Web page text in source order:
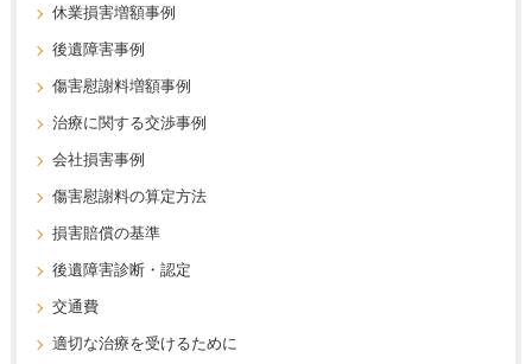
休業損害増額事例
後遺障害事例
傷害慰謝料増額事例
治療に関する交渉事例
会社損害事例
傷害慰謝料の算定方法
損害賠償の基準
後遺障害診断・認定
交通費
適切な治療を受けるために